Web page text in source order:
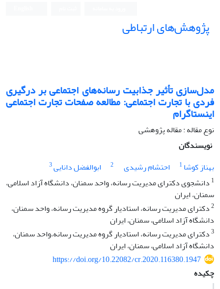
پژوهش‌های ارتباطی
مدل‌سازی تأثیر جذابیت رسانه‌های اجتماعی بر درگیری
فردی با تجارت اجتماعی: مطالعه صفحات تجارت اجتماعی
اینستاگرام
نوع مقاله : مقاله پژوهشی
نویسندگان
بهناز کوشا 1 احتشام رشیدی 2 ابوالفضل دانایی3
1 دانشجوی دکترای مدیریت رسانه، واحد سمنان، دانشگاه آزاد اسلامی،
سمنان، ایران
2دکترای مدیریت رسانه، استادیار گروه مدیریت رسانه، واحد سمنان،
دانشگاه آزاد اسلامی، سمنان، ایران
3دکترای مدیریت رسانه، استادیار گروه مدیریت رسانه،واحد سمنان،
دانشگاه آزاد اسلامی، سمنان، ایران
https://doi.org/10.22082/cr.2020.116380.1947
چکیده